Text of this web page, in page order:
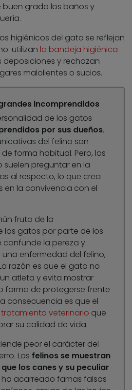
grado los baños y
higiénicos del gato se reflejan
utilizan la bandeja higiénica
deposiciones y rechazan
malolientes o sucios.
incomprendidos
de los gatos
por sus dueños.
del felino son
forma habitual. Pero, los
preguntar en la
al respecto, lo que crea
en la convivencia con el
fruto de la
los gatos por parte de los
confunde la pereza y
enfermedad del felino,
razón es que el gato no
atleta y evita mostrar
forma de protegerse frente
consecuencia es que el
tratamiento veterinario que
su calidad de vida.
peor el carácter del
Los felinos se muestran
los canes y su peculiar
ha acarreado famas falsas